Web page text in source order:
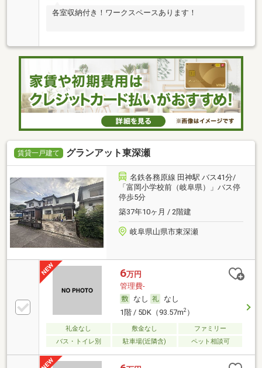
各室収納付き！ワークスペースあります！
賃貸一戸建て グランアット東深瀬
名鉄各務原線 田神駅 バス41分/
「富岡小学校前（岐阜県）」バス停
停歩5分
築37年10ヶ月 / 2階建
岐阜県山県市東深瀬
6万円
管理費-
なし
なし
1階 / 5DK（93.57m2）
礼金なし 敷金なし
ファミリー
バス・トイレ別
駐車場(近隣含) ペット相談可